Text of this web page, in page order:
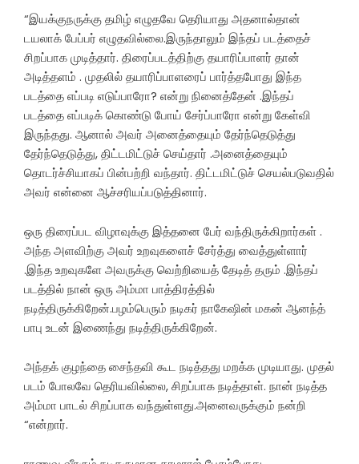
“இயக்குநருக்கு தமிழ் எழுதவே தெரியாது அதனால்தான்
டயலாக் பேப்பர் எழுதவில்லை.இருந்தாலும் இந்தப் படத்தைச்
சிறப்பாக முடித்தார். திரைப்படத்திற்கு தயாரிப்பாளர் தான்
அடித்தளம் . முதலில் தயாரிப்பாளரைப் பார்த்தபோது இந்த
படத்தை எப்படி எடுப்பாரோ? என்று நினைத்தேன் .இந்தப்
படத்தை எப்படிக் கொண்டு போய் சேர்ப்பாரோ என்று கேள்வி
இருந்தது. ஆனால் அவர் அனைத்தையும் தேர்ந்தெடுத்து
தேர்ந்தெடுத்து, திட்டமிட்டுச் செய்தார் .அனைத்தையும்
தொடர்ச்சியாகப் பின்பற்றி வந்தார். திட்டமிட்டுச் செயல்படுவதில்
அவர் என்னை ஆச்சரியப்படுத்தினார்.
ஒரு திரைப்பட விழாவுக்கு இத்தனை பேர் வந்திருக்கிறார்கள் .
அந்த அளவிற்கு அவர் உறவுகளைச் சேர்த்து வைத்துள்ளார்
.இந்த உறவுகளே அவருக்கு வெற்றியைத் தேடித் தரும் .இந்தப்
படத்தில் நான் ஒரு அம்மா பாத்திரத்தில்
நடித்திருக்கிறேன்.பழம்பெரும் நடிகர் நாகேஷின் மகன் ஆனந்த்
பாபு உடன் இணைந்து நடித்திருக்கிறேன்.
அந்தக் குழந்தை சைந்தவி கூட நடித்தது மறக்க முடியாது. முதல்
படம் போலவே தெரியவில்லை, சிறப்பாக நடித்தாள். நான் நடித்த
அம்மா பாடல் சிறப்பாக வந்துள்ளது.அனைவருக்கும் நன்றி
“என்றார்.